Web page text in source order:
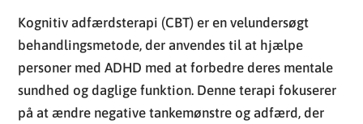
Kognitiv adfærdsterapi (CBT) er en velundersøgt
behandlingsmetode, der anvendes til at hjælpe
personer med ADHD med at forbedre deres mentale
sundhed og daglige funktion. Denne terapi fokuserer
på at ændre negative tankemønstre og adfærd, der